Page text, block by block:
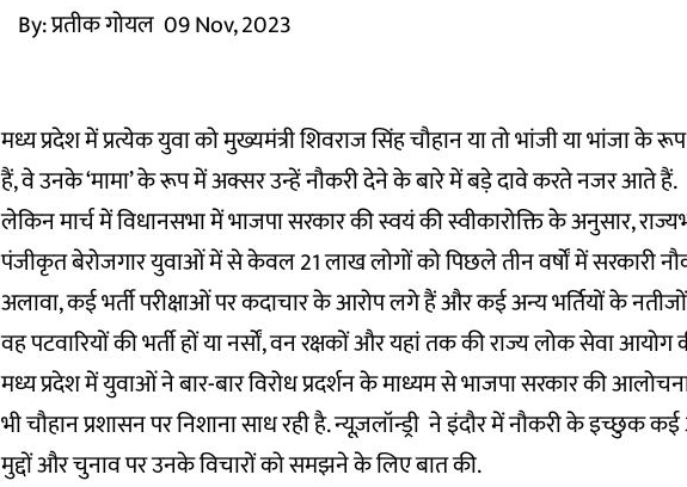
By:प्रतीक गोयल 09 Nov, 2023
मध्य प्रदेश में प्रत्येक युवा को मुख्यमंत्री शिवराज सिंह चौहान या तो भांजी या भांजा के
हैं, वे उनके ‘मामा’ के रूप में अक्सर उन्हें नौकरी देने के बारे में बड़े दावे करते नजर आते हैं.
लेकिन मार्च में विधानसभा में भाजपा सरकार की स्वयं की स्वीकारोक्ति के अनुसार,
पंजीकृत बेरोजगार युवाओं में से केवल 21 लाख लोगों को पिछले तीन वर्षों में सरकारी
अलावा, कई भर्ती परीक्षाओं पर कदाचार के आरोप लगे हैं और कई अन्य भर्तियों के
वह पटवारियों की भर्ती हों या नर्सों, वन रक्षकों और यहां तक ​​की राज्य लोक सेवा आयोग
मध्य प्रदेश में युवाओं ने बार-बार विरोध प्रदर्शन के माध्यम से भाजपा सरकार की
भी चौहान प्रशासन पर निशाना साध रही है. न्यूज़लॉन्ड्री ने इंदौर में नौकरी के इच्छुक कई
मुद्दों और चुनाव पर उनके विचारों को समझने के लिए बात की.